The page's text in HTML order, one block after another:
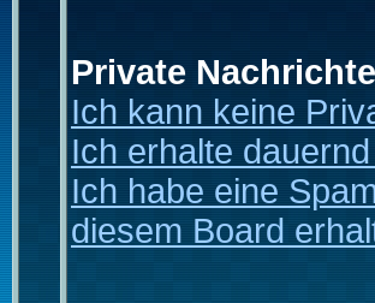
Private
Ich kann keine
Ich erhalte
Ich habe eine
diesem Board